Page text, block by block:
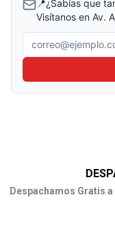
📍¿Sabías que
Visítanos en Av.
Correo
Despachamos Gratis